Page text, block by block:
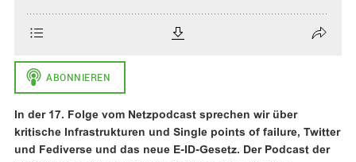
In der 17. Folge vom Netzpodcast sprechen wir über
kritische Infrastrukturen und Single points of failure, Twitter
und Fediverse und das neue E-ID-Gesetz. Der Podcast der